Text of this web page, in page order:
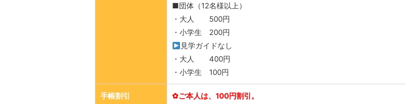
■団体（12名様以上）
・大人 500円
・小学生 200円
見学ガイドなし
・大人 400円
・小学生 100円
手帳割引
✿ご本人は、100円割引。